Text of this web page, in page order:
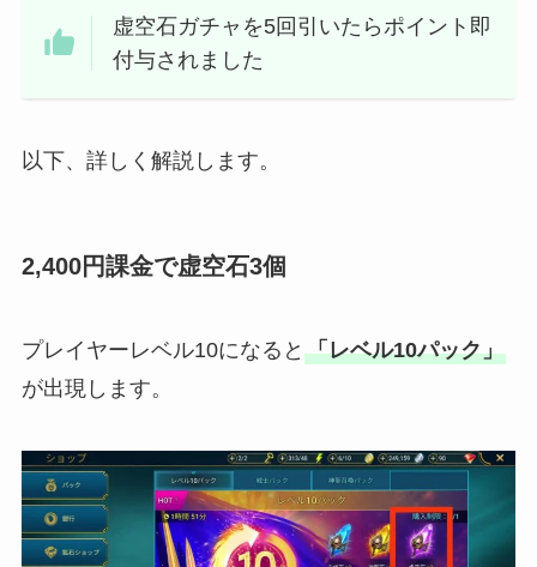
虚空石ガチャを5回引いたらポイント即
付与されました
以下、詳しく解説します。
2,400円課金で虚空石3個
プレイヤーレベル10になると 「レベル10パック」
が出現します。